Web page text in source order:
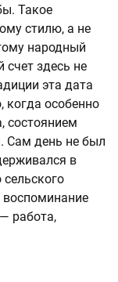
Такое
стилю, а не
народный
здесь не
эта дата
когда особенно
состоянием
Сам день не был
в
воспоминание
работа,